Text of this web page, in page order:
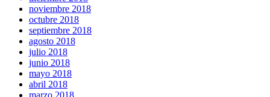
noviembre 2018
octubre 2018
septiembre 2018
agosto 2018
julio 2018
junio 2018
mayo 2018
abril 2018
marzo 2018